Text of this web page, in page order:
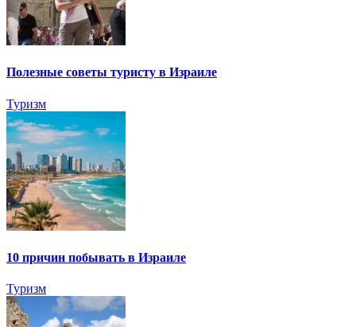
Полезные советы туристу в Израиле
Туризм
10 причин побывать в Израиле
Туризм